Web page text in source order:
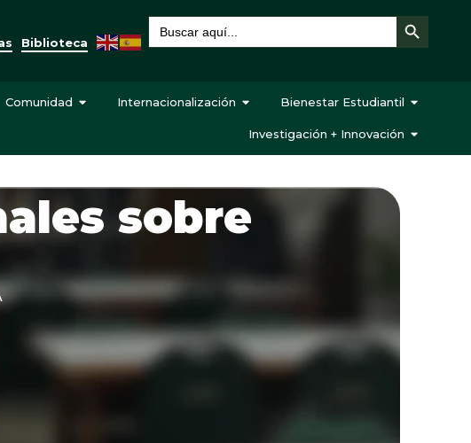
Biblioteca
Buscar: Botón de búsqueda
Comunidad Internacionalización Bienestar Estudiantil
Investigación + Innovación
sobre